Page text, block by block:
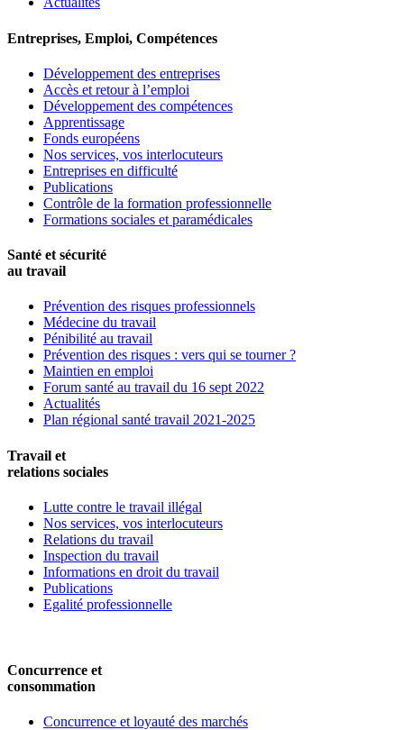
Entreprises, Emploi, Compétences
Développement des entreprises
Accès et retour à l’emploi
Développement des compétences
Apprentissage
Fonds européens
Nos services, vos interlocuteurs
Entreprises en difficulté
Publications
Contrôle de la formation professionnelle
Formations sociales et paramédicales
Santé et sécurité
au travail
Prévention des risques professionnels
Médecine du travail
Pénibilité au travail
Prévention des risques : vers qui se tourner ?
Maintien en emploi
Forum santé au travail du 16 sept 2022
Actualités
Plan régional santé travail 2021-2025
Travail et
relations sociales
Lutte contre le travail illégal
Nos services, vos interlocuteurs
Relations du travail
Inspection du travail
Informations en droit du travail
Publications
Egalité professionnelle
Concurrence et
consommation
Concurrence et loyauté des marchés